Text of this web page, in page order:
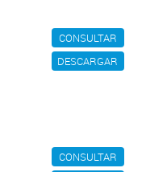
CONSULTAR
DESCARGAR
CONSULTAR